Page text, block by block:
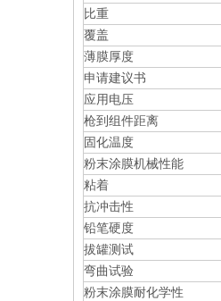
比重
覆盖
薄膜厚度
申请建议书
应用电压
枪到组件距离
固化温度
粉末涂膜机械性能
粘着
抗冲击性
铅笔硬度
拔罐测试
弯曲试验
粉末涂膜耐化学性